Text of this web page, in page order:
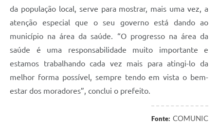
da população local, serve para mostrar, mais uma vez, a
atenção especial que o seu governo está dando ao
município na área da saúde. “O progresso na área da
saúde é uma responsabilidade muito importante e
estamos trabalhando cada vez mais para atingi-lo da
melhor forma possível, sempre tendo em vista o bem-
estar dos moradores”, conclui o prefeito.
Fonte: COMUNIC